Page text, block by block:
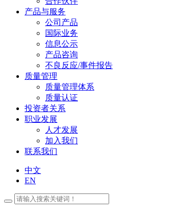
产品与服务
公司产品
国际业务
信息公示
产品咨询
不良反应/事件报告
质量管理
质量管理体系
质量认证
投资者关系
职业发展
人才发展
加入我们
联系我们
中文
EN